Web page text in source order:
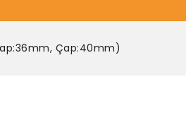
Çap:40mm)